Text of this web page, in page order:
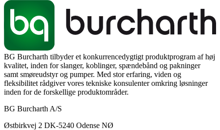
BG Burcharth tilbyder et konkurrencedygtigt produktprogram af høj
kvalitet, inden for slanger, koblinger, spændebånd og pakninger
samt smøreudstyr og pumper. Med stor erfaring, viden og
fleksibilitet rådgiver vores tekniske konsulenter omkring løsninger
inden for de forskellige produktområder.
BG Burcharth A/S
Østbirkvej 2 DK-5240 Odense NØ